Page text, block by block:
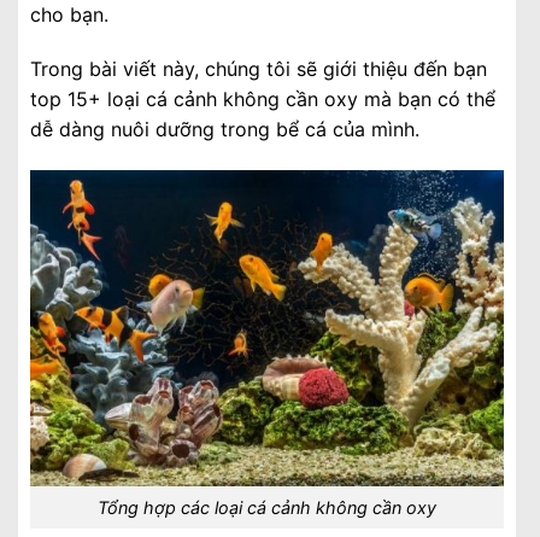
cho bạn.
Trong bài viết này, chúng tôi sẽ giới thiệu đến bạn
top 15+ loại cá cảnh không cần oxy mà bạn có thể
dễ dàng nuôi dưỡng trong bể cá của mình.
Tổng hợp các loại cá cảnh không cần oxy